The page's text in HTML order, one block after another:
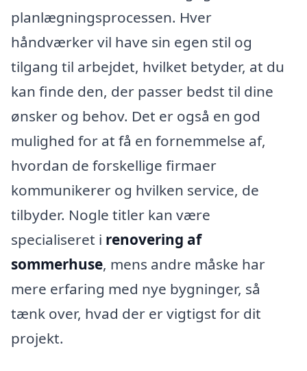
planlægningsprocessen. Hver
håndværker vil have sin egen stil og
tilgang til arbejdet, hvilket betyder, at du
kan finde den, der passer bedst til dine
ønsker og behov. Det er også en god
mulighed for at få en fornemmelse af,
hvordan de forskellige firmaer
kommunikerer og hvilken service, de
tilbyder. Nogle titler kan være
specialiseret i renovering af
sommerhuse, mens andre måske har
mere erfaring med nye bygninger, så
tænk over, hvad der er vigtigst for dit
projekt.